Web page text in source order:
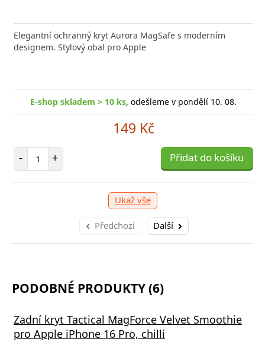
Elegantní ochranný kryt Aurora MagSafe s moderním
designem. Stylový obal pro Apple
E-shop skladem > 10 ks, odešleme v pondělí 10. 08.
149 Kč
- Počet položek
+ Přidat do košíku
Ukaž vše
Předchozí Další
FIXED zajistí rychlé a bezpečné nabíjení
moderního smartphonu,
skladem > 10 ks, odešleme v pondělí 10. 08.
položek
+ Přidat do košíku -
PODOBNÉ PRODUKTY (6)
Zadní kryt Tactical MagForce Velvet Smoothie
pro Apple iPhone 16 Pro, chilli